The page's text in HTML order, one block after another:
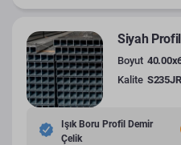
Siyah
Boyut
Kalite S235JR
Işık Boru Profil Demir
Çelik